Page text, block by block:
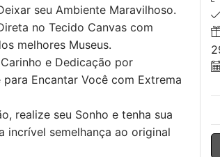
seu Ambiente Maravilhoso.
no Tecido Canvas com
melhores Museus.
e Dedicação por
Encantar Você com Extrema
realize seu Sonho e tenha sua
incrível semelhança ao original